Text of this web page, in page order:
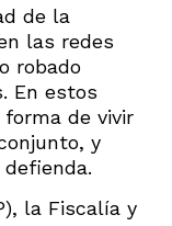
de la
las redes
robado
En estos
de vivir
y
la Fiscalía y